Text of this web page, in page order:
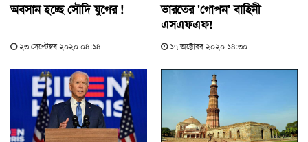
অবসান হচ্ছে সৌদি যুগের !
২৩ সেপ্টেম্বর ২০২০ ০৪:১৪
ভারতের 'গোপন' বাহিনী
এসএফএফ!
১৭ অক্টোবর ২০২০ ১৪:৩০